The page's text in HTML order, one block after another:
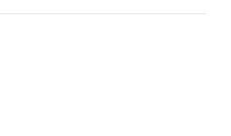
werden.
und geistiger
bei.